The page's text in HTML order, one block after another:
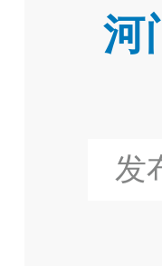
河
发